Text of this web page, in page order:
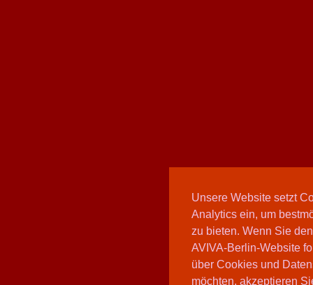
Unsere Website setzt
Analytics ein, um
zu bieten. Wenn Sie
AVIVA-Berlin-Website
über Cookies und
möchten, akzeptieren